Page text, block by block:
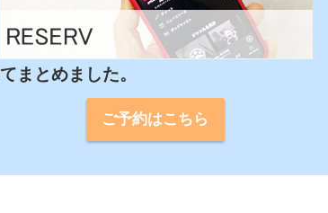
まとめました。
ご予約はこちら